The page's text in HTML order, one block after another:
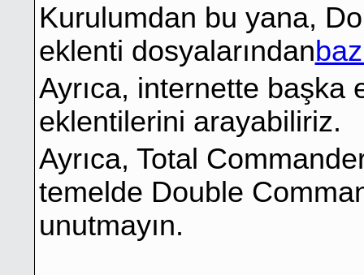
Kurulumdan bu yana,
eklenti dosyalarından
Ayrıca, internette başka
eklentilerini arayabiliriz.
Ayrıca, Total
temelde Double
unutmayın.